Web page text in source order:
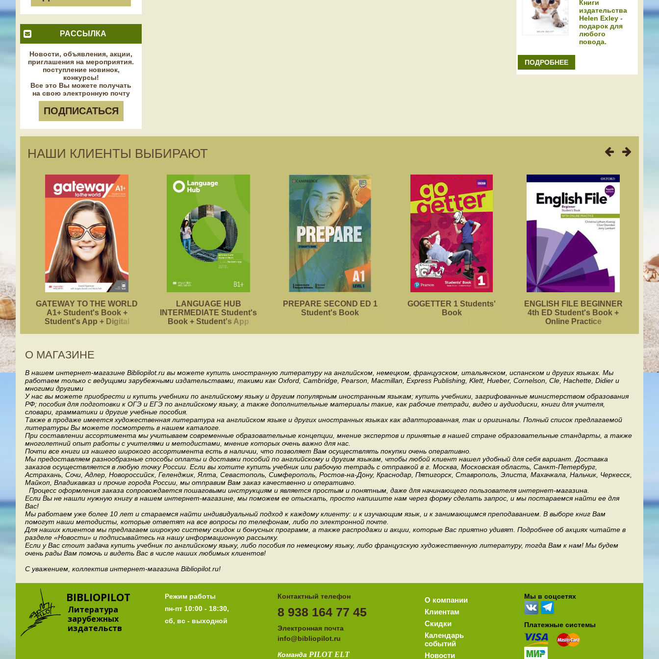
РАССЫЛКА
Новости, объявления, акции,
приглашения на мероприятия.
поступление новинок,
конкурсы!
Все это Вы можете получать
на свою электронную почту
ПОДПИСАТЬСЯ
Книги
издательства
Helen Exley -
подарок для
любого
повода.
ПОДРОБНЕЕ
НАШИ КЛИЕНТЫ ВЫБИРАЮТ
GATEWAY TO THE WORLD
A1+ Student's Book +
Student's App + Digital
LANGUAGE HUB
INTERMEDIATE Student's
Book + Student's App
PREPARE SECOND ED 1
Student's Book
GOGETTER 1 Students'
Book
ENGLISH FILE BEGINNER
4th ED Student's Book +
Online Practice
О МАГАЗИНЕ
В нашем интернет-магазине Bibliopilot.ru вы можете купить иностранную литературу на английском, немецком, французском, итальянском, испанском и других языках. Мы
работаем только с ведущими зарубежными издательствами, такими как Oxford, Cambridge, Pearson, Macmillan, Express Publishing, Klett, Hueber, Cornelson, Cle, Hachette, Didier и
многими другими
У нас вы можете приобрести и купить учебники по английскому языку и другим популярным иностранным языкам; купить учебники, загрифованные министерством образования
РФ; пособия для подготовки к ОГЭ и ЕГЭ по английскому языку, а также дополнительные материалы такие, как рабочие тетради, видео и аудиодиски, книги для учителя,
словари, грамматики и другие учебные пособия.
Также в продаже имеется художественная литература на английском языке и других иностранных языках как адаптированная, так и оригиналы. Полный список предлагаемой
литературы Вы можете посмотреть в нашем каталоге.
При составлении ассортимента мы учитываем современные образовательные концепции, мнение экспертов и принятые в нашей стране образовательные стандарты, а также
многолетний опыт работы с учителями и методистами, мнение которых очень важно для нас.
Почти все книги из нашего широкого ассортимента есть в наличии, что позволяет Вам осуществлять покупки очень оперативно.
Мы предоставляем разнообразные способы оплаты и доставки пособий по английскому и другим языкам, чтобы любой клиент нашел удобный для себя вариант. Доставка
заказов осуществляется в любую точку России. Если вы хотите купить учебник или рабочую тетрадь с отправкой в г. Москва, Московская область, Санкт-Петербург,
Астрахань, Сочи, Адлер, Новороссийск, Геленджик, Ялта, Севастополь, Симферополь, Ростов-на-Дону, Краснодар, Пятигорск, Ставрополь, Элиста, Махачкала, Нальчик, Черкесск,
Майкоп, Владикавказ и прочие города России, мы отправим Вам заказ качественно и оперативно.
Процесс оформления заказа сопровождается пошаговыми инструкциям и является простым и понятным, даже для начинающего пользователя интернет-магазина.
Если Вы не нашли нужную книгу в нашем интернет-магазине, мы поможем ее отыскать, просто напишите нам через форму сделать запрос, и мы постараемся найти ее для
Вас!
Мы работаем уже более 10 лет и стараемся найти индивидуальный подход к каждому клиенту: и к изучающим язык, и к занимающимся преподаванием. В выборе книг Вам
помогут наши методисты, которые ответят на все вопросы по телефонам, либо по электронной почте.
Для наших клиентов мы предлагаем широкую систему скидок и бонусных программ, а также распродажи и акции, которые Вас приятно удивят. Подробнее об акциях читайте в
разделе «Новости» и подписывайтесь на нашу информационную рассылку.
Если у Вас стоит задача купить учебник по английскому языку, либо пособия по немецкому языку, либо французскую художественную литературу, тогда Вам к нам! Мы будем
очень рады Вам помочь и видеть Вас в числе наших любимых клиентов!
С уважением, коллектив интернет-магазина Bibliopilot.ru!
BIBLIOPILOT
Литература
зарубежных
издательств
Режим работы
пн-пт 10:00 - 18:30,
сб, вс - выходной
Контактный телефон
8 938 164 77 45
Электронная почта
info@bibliopilot.ru
Команда PILOT ELT
О компании
Клиентам
Скидки
Календарь
событий
Новости
Мы в соцсетях
Платежные системы